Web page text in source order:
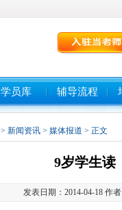
学员库 辅导流程
> 新闻资讯 > 媒体报道 > 正文
9岁学生读
发表日期：2014-04-18 作者